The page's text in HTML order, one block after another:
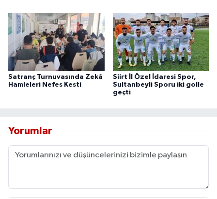
Satranç Turnuvasında Zekâ
Hamleleri Nefes Kesti
Siirt İl Özel İdaresi Spor,
Sultanbeyli Sporu iki golle
geçti
Yorumlar